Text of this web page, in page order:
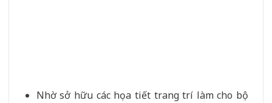
Nhờ sở hữu các họa tiết trang trí làm cho bộ